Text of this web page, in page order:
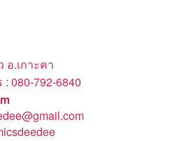
อ.เกาะคา
: 080-792-6840